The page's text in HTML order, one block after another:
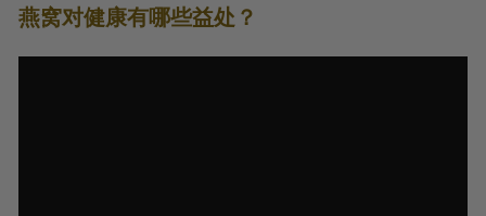
燕窝对健康有哪些益处？